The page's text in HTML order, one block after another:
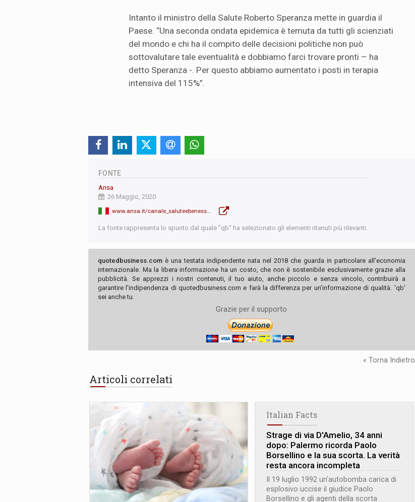
Intanto il ministro della Salute Roberto Speranza mette in guardia il
Paese. “Una seconda ondata epidemica è temuta da tutti gli scienziati
del mondo e chi ha il compito delle decisioni politiche non può
sottovalutare tale eventualità e dobbiamo farci trovare pronti – ha
detto Speranza -. Per questo abbiamo aumentato i posti in terapia
intensiva del 115%”.
FONTE
Ansa
26 Maggio, 2020
La fonte rappresenta lo spunto dal quale "qb" ha selezionato gli elementi ritenuti più rilevanti.
quotedbusiness.com è una testata indipendente nata nel 2018 che guarda in particolare all'economia
internazionale. Ma la libera informazione ha un costo, che non è sostenibile esclusivamente grazie alla
pubblicità. Se apprezzi i nostri contenuti, il tuo aiuto, anche piccolo e senza vincolo, contribuirà a
garantire l'indipendenza di quotedbusiness.com e farà la differenza per un'informazione di qualità. 'qb'
sei anche tu.
Grazie per il supporto
« Torna Indietro
Articoli correlati
Italian Facts
Strage di via D'Amelio, 34 anni
dopo: Palermo ricorda Paolo
Borsellino e la sua scorta. La verità
resta ancora incompleta
Il 19 luglio 1992 un'autobomba carica di
esplosivo uccise il giudice Paolo
Borsellino e gli agenti della scorta